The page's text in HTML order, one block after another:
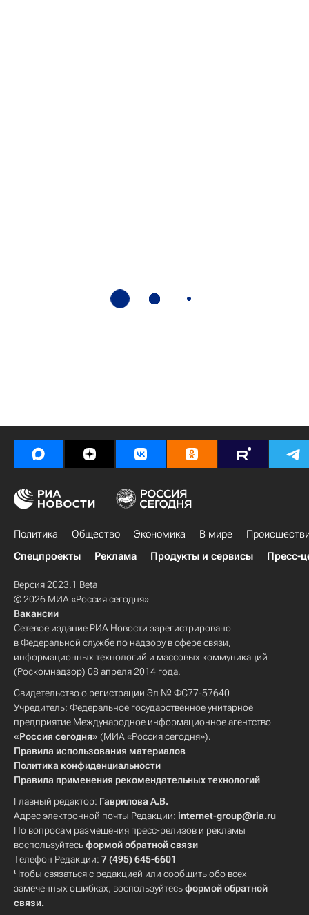
Политика Общество Экономика В мире
Спецпроекты
Реклама Продукты и сервисы Пресс-
Версия 2023.1 Beta
© 2026 МИА «Россия сегодня»
Вакансии
Сетевое издание РИА Новости зарегистрировано
в Федеральной службе по надзору в сфере связи,
информационных технологий и массовых коммуникаций
(Роскомнадзор) 08 апреля 2014 года.
Свидетельство о регистрации Эл № ФС77-57640
Учредитель: Федеральное государственное унитарное
предприятие Международное информационное агентство
«Россия сегодня» (МИА «Россия сегодня»).
Правила использования материалов
Политика конфиденциальности
Правила применения рекомендательных технологий
Главный редактор: Гаврилова А.В.
Адрес электронной почты Редакции: internet-group@ria.ru
По вопросам размещения пресс-релизов и рекламы
воспользуйтесьформой обратной связи
Телефон Редакции: 7 (495) 645-6601
Чтобы связаться с редакцией или сообщить обо всех
замеченных ошибках, воспользуйтесьформой обратной
связи.